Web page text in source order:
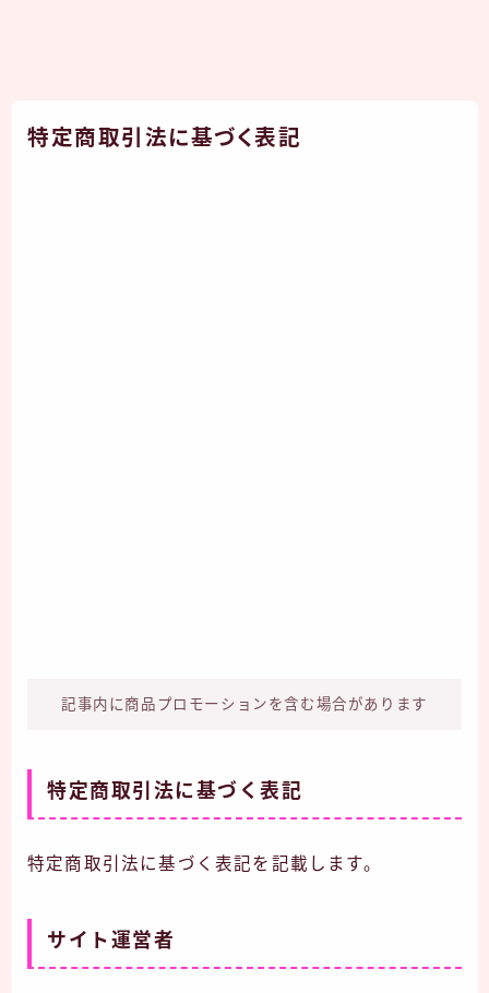
特定商取引法に基づく表記
記事内に商品プロモーションを含む場合があります
特定商取引法に基づく表記
特定商取引法に基づく表記を記載します。
サイト運営者